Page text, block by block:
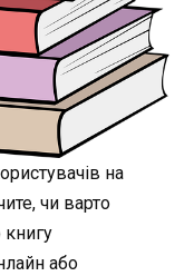
на
чи варто
книгу
або